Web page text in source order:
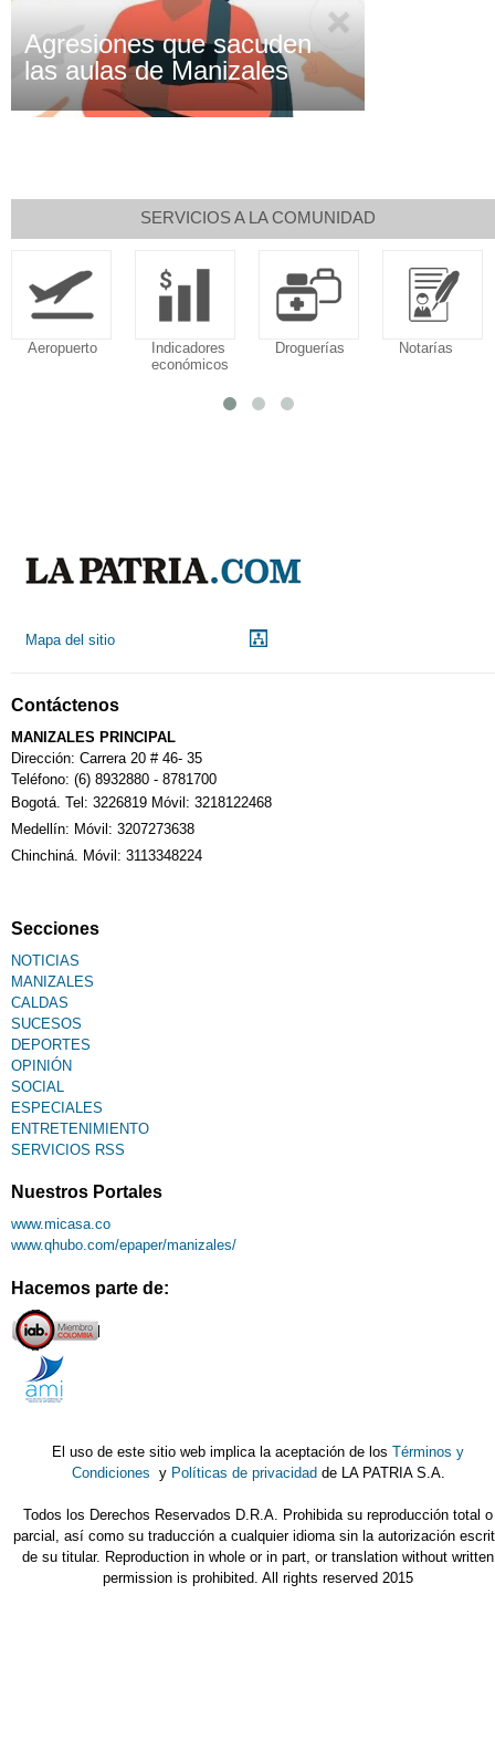
Agresiones que sacuden
las aulas de Manizales
SERVICIOS A LA COMUNIDAD
Aeropuerto
Indicadores
económicos
Droguerías Notarías
Mapa del sitio
Contáctenos
MANIZALES PRINCIPAL
Dirección: Carrera 20 # 46- 35
Teléfono: (6) 8932880 - 8781700
Bogotá. Tel: 3226819 Móvil: 3218122468
Medellín: Móvil: 3207273638
Chinchiná. Móvil: 3113348224
Secciones
NOTICIAS
MANIZALES
CALDAS
SUCESOS
DEPORTES
OPINIÓN
SOCIAL
ESPECIALES
ENTRETENIMIENTO
SERVICIOS RSS
Nuestros Portales
www.micasa.co
www.qhubo.com/epaper/manizales/
Hacemos parte de:
El uso de este sitio web implica la aceptación de losTérminos y
Condiciones y Políticas de privacidad de LA PATRIA S.A.
Todos los Derechos Reservados D.R.A. Prohibida su reproducción total o
parcial, así como su traducción a cualquier idioma sin la autorización
de su titular. Reproduction in whole or in part, or translation without written
permission is prohibited. All rights reserved 2015